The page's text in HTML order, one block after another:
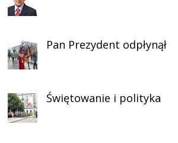
Pan Prezydent odpłynął
Świętowanie i polityka